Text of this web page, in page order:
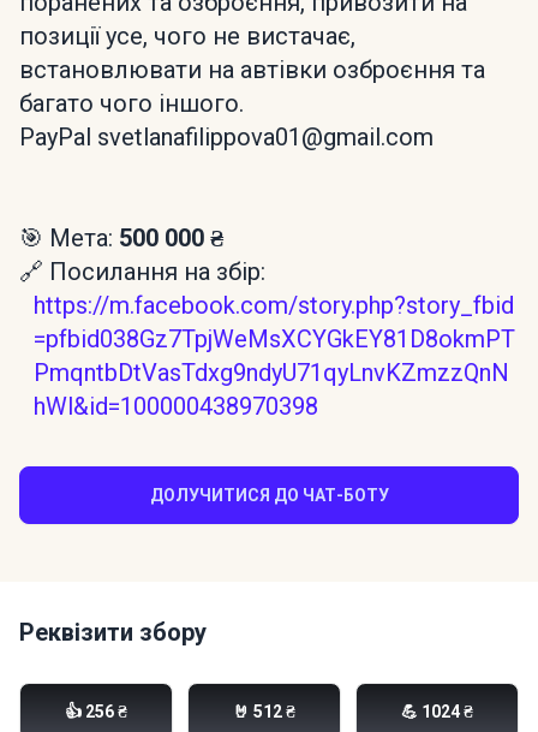
позиції усе, чого не вистачає,
встановлювати на автівки озброєння та
багато чого іншого.
PayPal svetlanafilippova01@gmail.com
🎯 Мета: 500 000 ₴
🔗 Посилання на збір:
https://m.facebook.com/story.php?story_fbid
=pfbid038Gz7TpjWeMsXCYGkEY81D8okmPT
PmqntbDtVasTdxg9ndyU71qyLnvKZmzzQnN
hWl&id=100000438970398
ДОЛУЧИТИСЯ ДО ЧАТ-БОТУ
Реквізити збору
Моно банка:
send.monobank.ua/jar/rZgnoAicx
👍 256 ₴ 🤘 512 ₴ 💪 1024 ₴